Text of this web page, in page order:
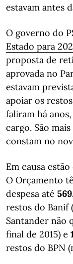
estavam antes
O governo do
Estado para
proposta de
aprovada no
estavam
apoiar os
faliram há
cargo. São
constam no
Em causa
O Orçamento
despesa até
restos do Banif
Santander não
final de 2015) e
restos do BPN